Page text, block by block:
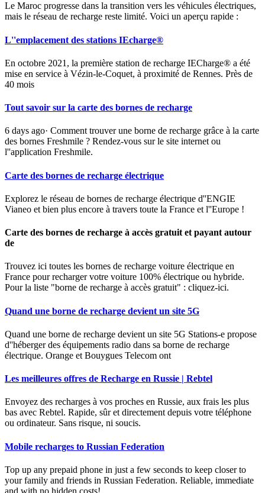
Le Maroc progresse dans la transition vers les véhicules électriques,
mais le réseau de recharge reste limité. Voici un aperçu rapide :
L''emplacement des stations IEcharge®
En octobre 2021, la première station de recharge IECharge® a été
mise en service à Vézin-le-Coquet, à proximité de Rennes. Près de
40 mois
Tout savoir sur la carte des bornes de recharge
6 days ago· Comment trouver une borne de recharge grâce à la carte
des bornes Freshmile ? Rendez-vous sur le site internet ou
l''application Freshmile.
Carte des bornes de recharge électrique
Explorez le réseau de bornes de recharge électrique d''ENGIE
Vianeo et bien plus encore à travers toute la France et l''Europe !
Carte des bornes de recharge à accès gratuit et payant autour
de
Trouvez ici toutes les bornes de recharge voiture électrique en
France pour recharger votre voiture 100% électrique ou hybride.
Pour la liste "borne de recharge à accès gratuit" : cliquez-ici.
Quand une borne de recharge devient un site 5G
Quand une borne de recharge devient un site 5G Stations-e propose
d''héberger des équipements radio dans sa borne de recharge
électrique. Orange et Bouygues Telecom ont
Les meilleures offres de Recharge en Russie | Rebtel
Envoyez des recharges à vos proches en Russie, aux frais les plus
bas avec Rebtel. Rapide, sûr et directement depuis votre téléphone
ou ordinateur. Sans risque, ni soucis.
Mobile recharges to Russian Federation
Top up any prepaid phone in just a few seconds to keep closer to
your family and friends in Russian Federation. Reliable, immediate
and with no hidden costs!